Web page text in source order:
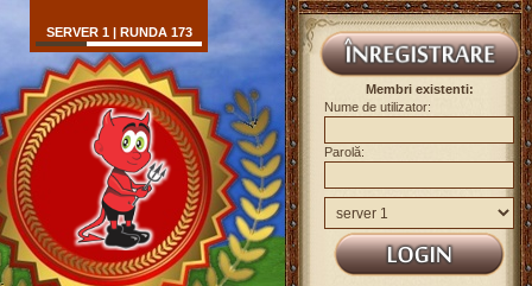
SERVER 1 | RUNDA 173
Membri existenti:
Nume de utilizator:
Parolă: